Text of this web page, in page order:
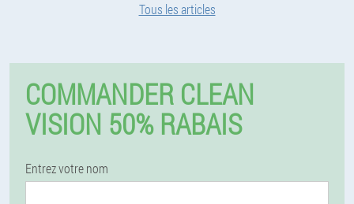
Tous les articles
COMMANDER CLEAN
VISION 50% RABAIS
Entrez votre nom